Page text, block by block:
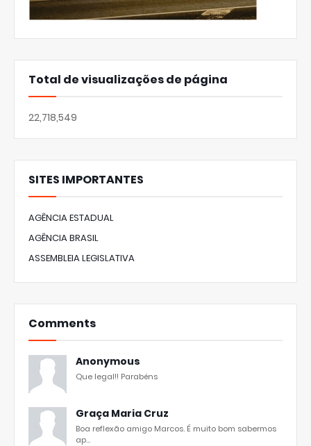
Total de visualizações de página
22,718,549
SITES IMPORTANTES
AGÊNCIA ESTADUAL
AGÊNCIA BRASIL
ASSEMBLEIA LEGISLATIVA
Comments
Anonymous
Que legal!! Parabéns
Graça Maria Cruz
Boa reflexão amigo Marcos. É muito bom sabermos
ap...